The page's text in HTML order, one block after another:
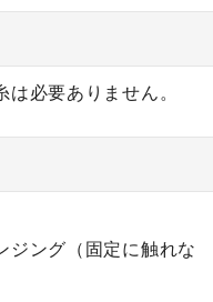
必要ありません。
ジング（固定に触れな